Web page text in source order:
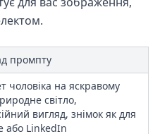
промпту
чоловіка на яскравому
світло,
вигляд, знімок як для
або LinkedIn